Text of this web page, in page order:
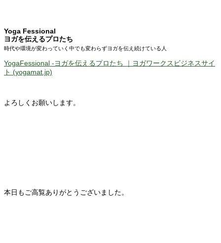
Yoga Fessional
ヨガを伝えるプロたち
時代や環境が変わっていく中でも変わらずヨガを伝え続けている人
YogaFessional -ヨガを伝えるプロたち ｜ヨガワークスビジネスサイ
ト (yogamat.jp)
よろしくお願いします。
本日もご高覧ありがとうございました。